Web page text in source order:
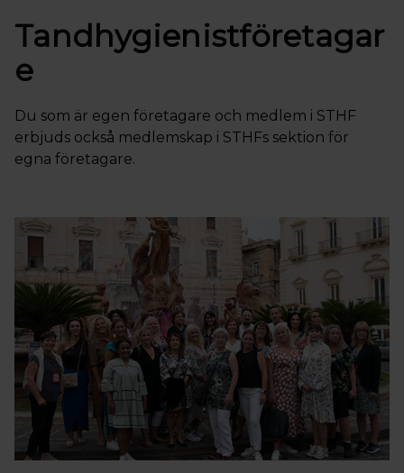
Tandhygienistföretagar
e
Du som är egen företagare och medlem i STHF
erbjuds också medlemskap i STHFs sektion för
egna företagare.